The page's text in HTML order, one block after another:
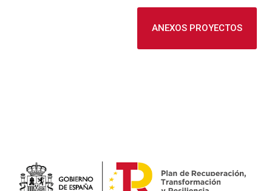
ANEXOS PROYECTOS